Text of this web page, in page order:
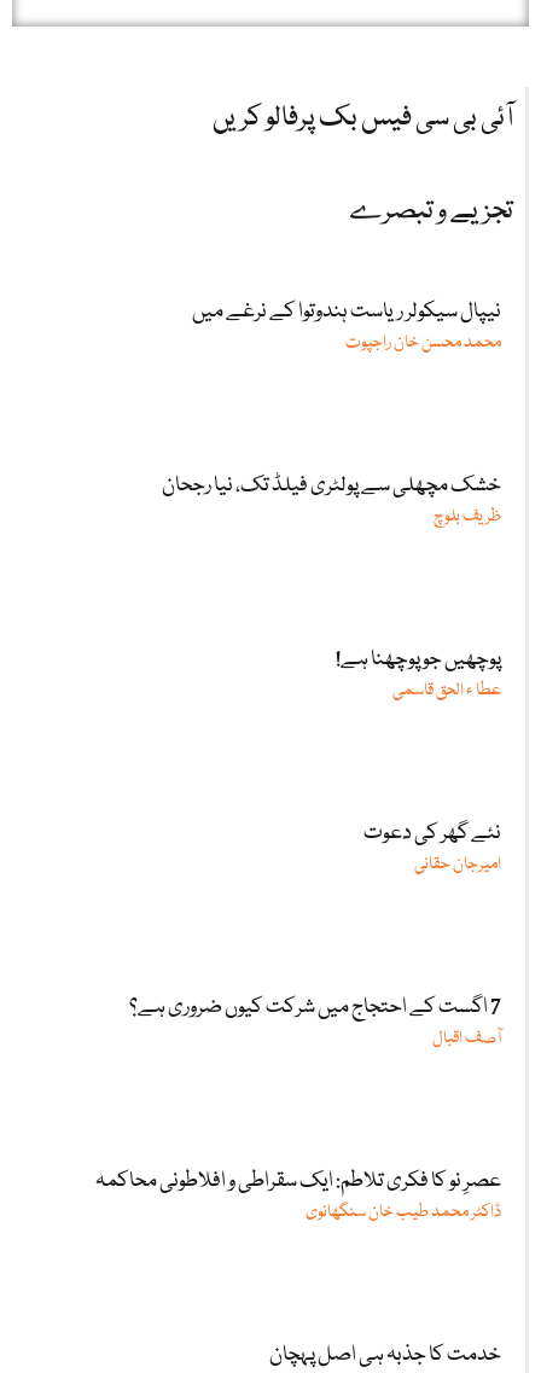
آئی بی سی فیس بک پرفالو کریں
تجزیے و تبصرے
نیپال سیکولر ریاست ہندوتوا کے نرغے میں
محمد محسن خان راجپوت
خشک مچھلی سے پولٹری فیلڈ تک، نیا رجحان
ظریف بلوچ
پوچھیں جو پوچھنا ہے!
عطا ء الحق قاسمی
نئے گھر کی دعوت
امیرجان حقانی
7 اگست کے احتجاج میں شرکت کیوں ضروری ہے؟
آصف اقبال
عصرِ نو کا فکری تلاطم: ایک سقراطی و افلاطونی محاکمہ
ڈاکٹر محمد طیب خان سنگھانوی
خدمت کا جذبہ ہی اصل پہچان